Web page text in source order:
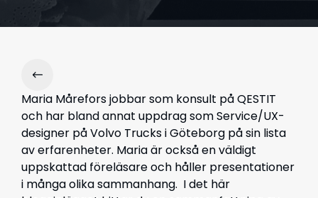
Maria Mårefors jobbar som konsult på QESTIT
och har bland annat uppdrag som Service/UX-
designer på Volvo Trucks i Göteborg på sin lista
av erfarenheter. Maria är också en väldigt
uppskattad föreläsare och håller presentationer
i många olika sammanhang. I det här